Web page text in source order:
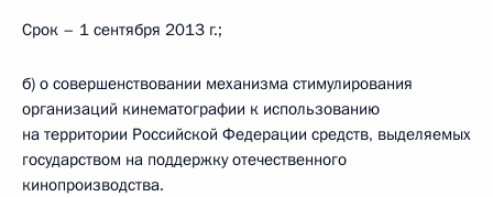
Срок – 1 сентября 2013 г.;
б) о совершенствовании механизма стимулирования
организаций кинематографии к использованию
на территории Российской Федерации средств, выделяемых
государством на поддержку отечественного
кинопроизводства.